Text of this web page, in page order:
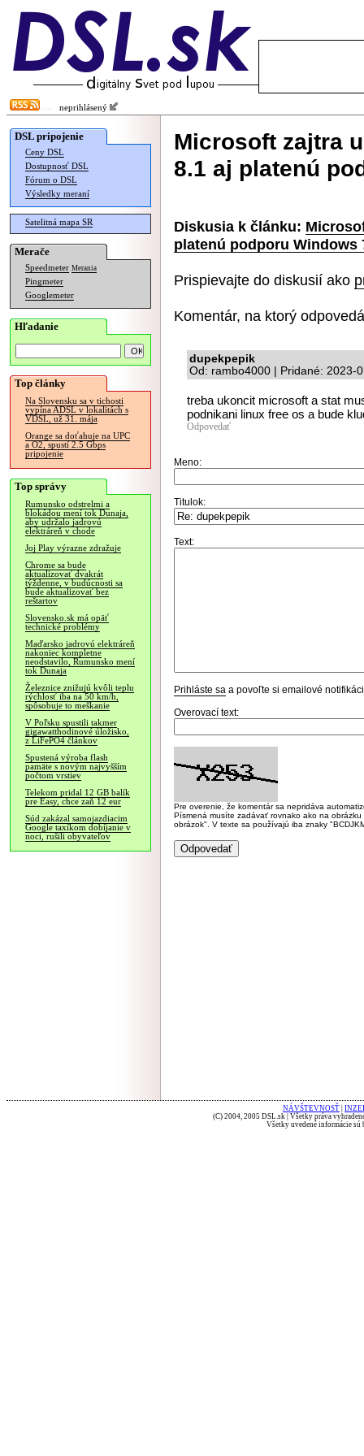
neprihlásený
DSL pripojenie
Ceny DSL
Dostupnosť DSL
Fórum o DSL
Výsledky meraní
Satelitná mapa SR
Merače
Speedmeter Merania
Pingmeter
Googlemeter
Hľadanie
Top články
Na Slovensku sa v tichosti
vypína ADSL v lokalitách s
VDSL, už 31. mája
Orange sa doťahuje na UPC
a O2, spustí 2.5 Gbps
pripojenie
Top správy
Rumunsko odstrelmi a
blokádou mení tok Dunaja,
aby udržalo jadrovú
elektráreň v chode
Joj Play výrazne zdražuje
Chrome sa bude
aktualizovať dvakrát
týždenne, v budúcnosti sa
bude aktualizovať bez
reštartov
Slovensko.sk má opäť
technické problémy
Maďarsko jadrovú elektráreň
nakoniec kompletne
neodstavilo, Rumunsko mení
tok Dunaja
Železnice znižujú kvôli teplu
rýchlosť iba na 50 km/h,
spôsobuje to meškanie
V Poľsku spustili takmer
gigawatthodinové úložisko,
z LiFePO4 článkov
Spustená výroba flash
pamäte s novým najvyšším
počtom vrstiev
Telekom pridal 12 GB balík
pre Easy, chce zaň 12 eur
Súd zakázal samojazdiacim
Google taxíkom dobíjanie v
noci, rušili obyvateľov
Microsoft zajtra
8.1 aj platenú
Diskusia k článku:
platenú podporu Windows
Prispievajte do diskusií ako
Komentár, na ktorý
dupekpepik
Od: rambo4000 | Pridané: 2023-
treba ukoncit microsoft a stat
podnikani linux free os a bude
Odpovedať
Meno:
Titulok:
Text:
Prihláste sa a povoľte si emailové
Overovací text:
Pre overenie, že komentár sa nepridáva
Písmená musíte zadávať rovnako ako na
obrázok". V texte sa používajú iba znaky
NÁVŠTEVNOSŤ
(C) 2004, 2005 DSL.sk | Všetky práva
Všetky uvedené informácie sú